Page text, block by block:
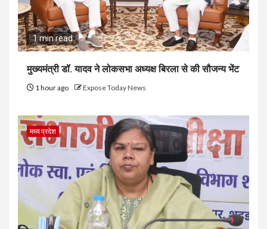
1 min read
मुख्यमंत्री डॉ. यादव ने लोकसभा अध्यक्ष बिरला से की सौजन्य भेंट
1 hour ago Expose Today News
मध्य प्रदेश